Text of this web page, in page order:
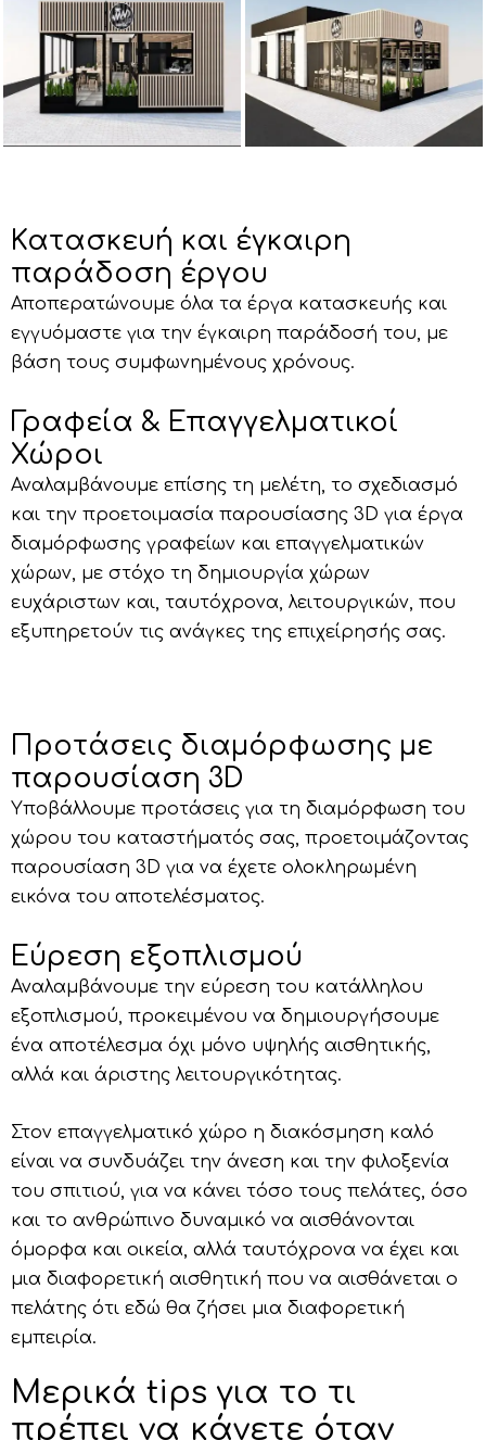
Κατασκευή και έγκαιρη
παράδοση έργου
Αποπερατώνουμε όλα τα έργα κατασκευής και
εγγυόμαστε για την έγκαιρη παράδοσή του, με
βάση τους συμφωνημένους χρόνους.
Γραφεία & Επαγγελματικοί
Χώροι
Αναλαμβάνουμε επίσης τη μελέτη, το σχεδιασμό
και την προετοιμασία παρουσίασης 3D για έργα
διαμόρφωσης γραφείων και επαγγελματικών
χώρων, με στόχο τη δημιουργία χώρων
ευχάριστων και, ταυτόχρονα, λειτουργικών, που
εξυπηρετούν τις ανάγκες της επιχείρησής σας.
Προτάσεις διαμόρφωσης με
παρουσίαση 3D
Υποβάλλουμε προτάσεις για τη διαμόρφωση του
χώρου του καταστήματός σας, προετοιμάζοντας
παρουσίαση 3D για να έχετε ολοκληρωμένη
εικόνα του αποτελέσματος.
Εύρεση εξοπλισμού
Αναλαμβάνουμε την εύρεση του κατάλληλου
εξοπλισμού, προκειμένου να δημιουργήσουμε
ένα αποτέλεσμα όχι μόνο υψηλής αισθητικής,
αλλά και άριστης λειτουργικότητας.
Στον επαγγελματικό χώρο η διακόσμηση καλό
είναι να συνδυάζει την άνεση και την φιλοξενία
του σπιτιού, για να κάνει τόσο τους πελάτες, όσο
και το ανθρώπινο δυναμικό να αισθάνονται
όμορφα και οικεία, αλλά ταυτόχρονα να έχει και
μια διαφορετική αισθητική που να αισθάνεται ο
πελάτης ότι εδώ θα ζήσει μια διαφορετική
εμπειρία.
Μερικά tips για το τι
πρέπει να κάνετε όταν